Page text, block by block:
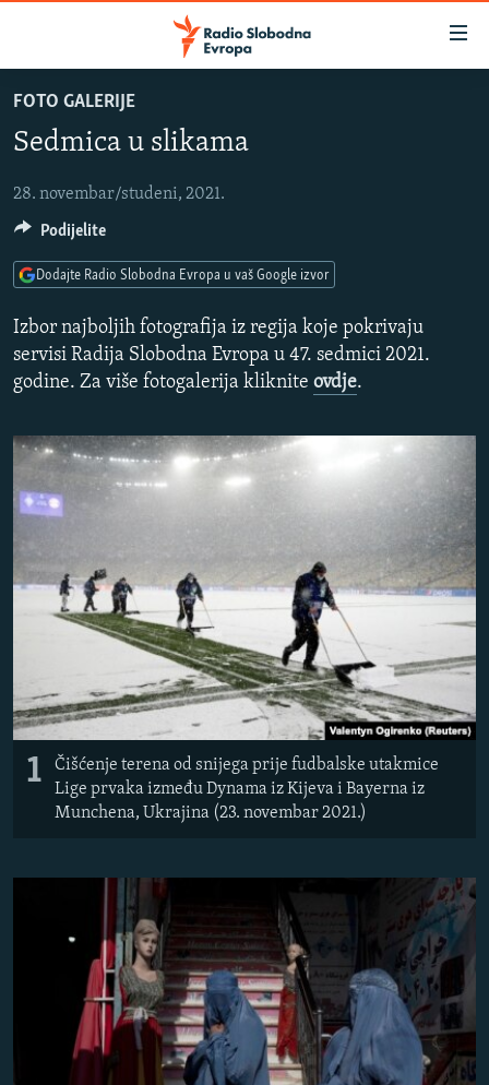
na
glavni
Pređite
na
navigaciju
na
pretragu
BOSNA I HERCEGOVINA
SRBIJA
KOSOVO
CRNA GORA
VIZUELNO
VIDEO
FOTOGALERIJE
PODCASTI
RAT U UKRAJINI
KINA NA BALKANU
RSE PRIČE IZ SVIJETA
ISPRIČAJ MI
DNEVNO@RSE
SPECIJALI RSE
VIŠE OD NASLOVA
GENOCID U SREBRENICI
POPLAVE I KLIZIŠTA U BIH 2024.
TV LIBERTY
POST SCRIPTUM
SVE KARTE DEJTONA
NASTANAK I RASPAD JUGOSLAVIJE
Sve RFE/RL stranice
FOTO GALERIJE
Sedmica u slikama
28. novembar/studeni, 2021.
Izbor najboljih fotografija iz regija koje pokrivaju
servisi Radija Slobodna Evropa u 47. sedmici 2021.
godine. Za više fotogalerija kliknite ovdje.
1
Čišćenje terena od snijega prije fudbalske utakmice
Lige prvaka između Dynama iz Kijeva i Bayerna iz
Munchena, Ukrajina (23. novembar 2021.)
Podijelite
Dodajte Radio Slobodna Evropa u vaš Google izvor
SLUŠAJTE
YouTube Music
Spotify
YouTube
Pratite